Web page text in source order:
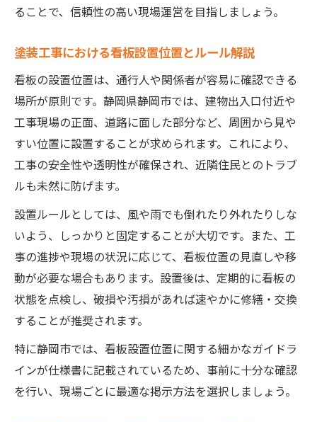
ることで、信頼性の高い現場運営を目指しましょう。
塗装工事における看板設置位置とルール解説
看板の設置位置は、通行人や関係者が容易に確認できる
場所が原則です。静岡県静岡市では、建物出入口付近や
工事現場の正面、道路に面した部分など、周囲から見や
すい位置に設置することが求められます。これにより、
工事の安全性や透明性が確保され、近隣住民とのトラブ
ルも未然に防げます。
設置ルールとしては、風や雨でも倒れたり外れたりしな
いよう、しっかりと固定することが大切です。また、工
事の進捗や現場の状況に応じて、看板位置の見直しや移
動が必要な場合もあります。設置後は、定期的に看板の
状態を点検し、破損や汚損があれば速やかに修繕・交換
することが推奨されます。
特に静岡市では、看板設置位置に関する細かなガイドラ
インが仕様書に記載されているため、事前に十分な確認
を行い、現場ごとに最適な掲示方法を選択しましょう。